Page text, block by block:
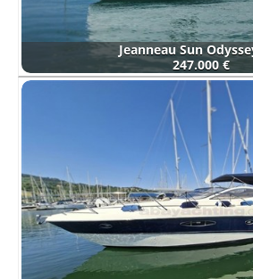
Jeanneau Sun
247.000 €